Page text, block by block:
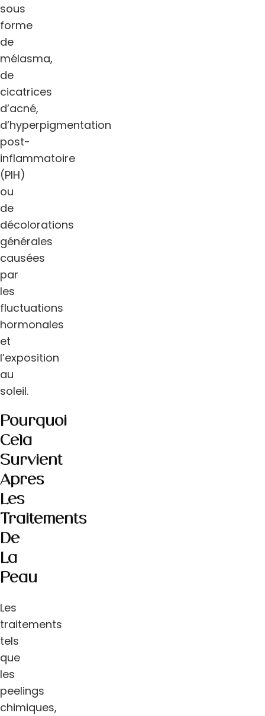
sous
forme
de
mélasma,
de
cicatrices
d’acné,
d’hyperpigmentation
post-
inflammatoire
(PIH)
ou
de
décolorations
générales
causées
par
les
fluctuations
hormonales
et
l’exposition
au
soleil.
Pourquoi
Cela
Survient
Après
Les
Traitements
De
La
Peau
Les
traitements
tels
que
les
peelings
chimiques,